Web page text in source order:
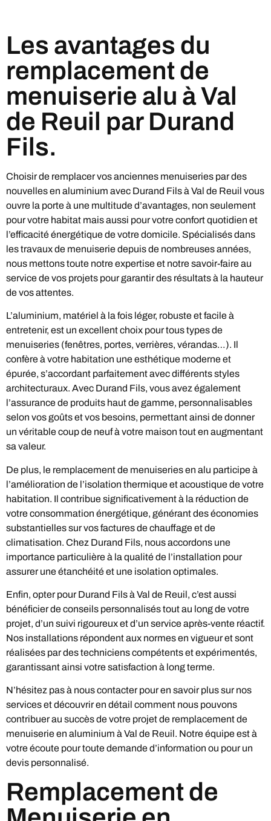
Les avantages du
remplacement de
menuiserie alu à Val
de Reuil par Durand
Fils.
Choisir de remplacer vos anciennes menuiseries par des
nouvelles en aluminium avec Durand Fils à Val de Reuil vous
ouvre la porte à une multitude d’avantages, non seulement
pour votre habitat mais aussi pour votre confort quotidien et
l’efficacité énergétique de votre domicile. Spécialisés dans
les travaux de menuiserie depuis de nombreuses années,
nous mettons toute notre expertise et notre savoir-faire au
service de vos projets pour garantir des résultats à la hauteur
de vos attentes.
L’aluminium, matériel à la fois léger, robuste et facile à
entretenir, est un excellent choix pour tous types de
menuiseries (fenêtres, portes, verrières, vérandas…). Il
confère à votre habitation une esthétique moderne et
épurée, s’accordant parfaitement avec différents styles
architecturaux. Avec Durand Fils, vous avez également
l’assurance de produits haut de gamme, personnalisables
selon vos goûts et vos besoins, permettant ainsi de donner
un véritable coup de neuf à votre maison tout en augmentant
sa valeur.
De plus, le remplacement de menuiseries en alu participe à
l’amélioration de l’isolation thermique et acoustique de votre
habitation. Il contribue significativement à la réduction de
votre consommation énergétique, générant des économies
substantielles sur vos factures de chauffage et de
climatisation. Chez Durand Fils, nous accordons une
importance particulière à la qualité de l’installation pour
assurer une étanchéité et une isolation optimales.
Enfin, opter pour Durand Fils à Val de Reuil, c’est aussi
bénéficier de conseils personnalisés tout au long de votre
projet, d’un suivi rigoureux et d’un service après-vente réactif.
Nos installations répondent aux normes en vigueur et sont
réalisées par des techniciens compétents et expérimentés,
garantissant ainsi votre satisfaction à long terme.
N’hésitez pas à nous contacter pour en savoir plus sur nos
services et découvrir en détail comment nous pouvons
contribuer au succès de votre projet de remplacement de
menuiserie en aluminium à Val de Reuil. Notre équipe est à
votre écoute pour toute demande d’information ou pour un
devis personnalisé.
Remplacement de